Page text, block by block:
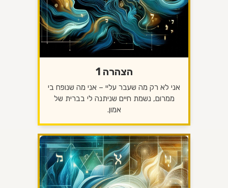
הצהרה 1
אני לא רק מה שעבר עליי – אני מה שנופח בי
ממרום, נשמת חיים שניתנה לי בברית של
אמון.